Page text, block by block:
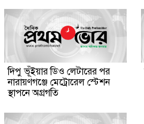
দিপু ভূঁইয়ার ডিও লেটারের পর
নারায়ণগঞ্জে মেট্রোরেল স্টেশন
স্থাপনে অগ্রগতি